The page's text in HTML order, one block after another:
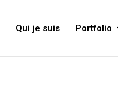
Qui je suis Portfolio